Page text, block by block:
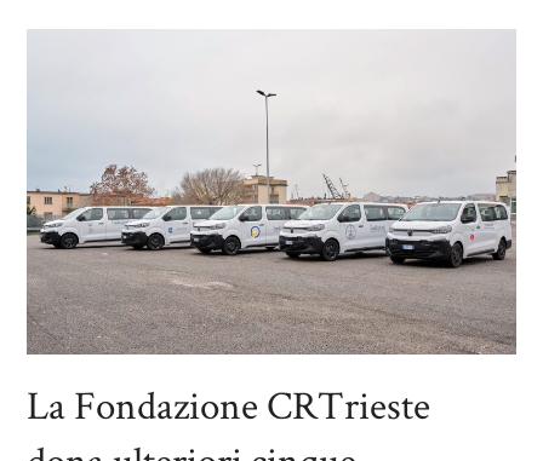
La Fondazione CRTrieste